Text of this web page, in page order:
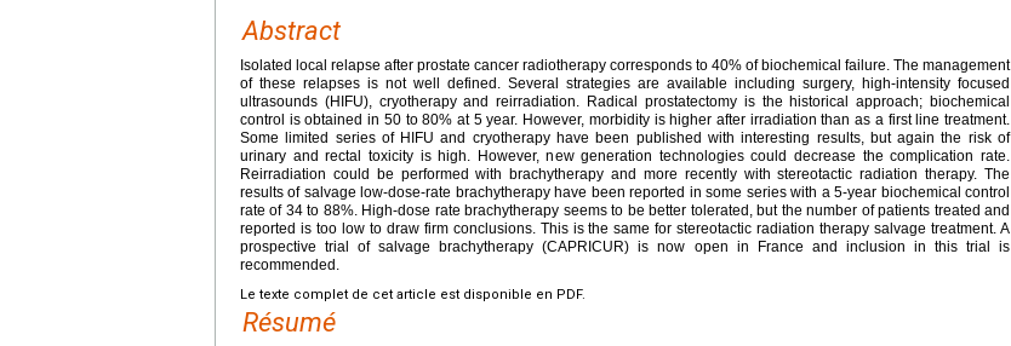
Abstract
Isolated local relapse after prostate cancer radiotherapy corresponds to 40% of biochemical failure. The management
of these relapses is not well defined. Several strategies are available including surgery, high-intensity focused
ultrasounds (HIFU), cryotherapy and reirradiation. Radical prostatectomy is the historical approach; biochemical
control is obtained in 50 to 80% at 5 year. However, morbidity is higher after irradiation than as a first line treatment.
Some limited series of HIFU and cryotherapy have been published with interesting results, but again the risk of
urinary and rectal toxicity is high. However, new generation technologies could decrease the complication rate.
Reirradiation could be performed with brachytherapy and more recently with stereotactic radiation therapy. The
results of salvage low-dose-rate brachytherapy have been reported in some series with a 5-year biochemical control
rate of 34 to 88%. High-dose rate brachytherapy seems to be better tolerated, but the number of patients treated and
reported is too low to draw firm conclusions. This is the same for stereotactic radiation therapy salvage treatment. A
prospective trial of salvage brachytherapy (CAPRICUR) is now open in France and inclusion in this trial is
recommended.
Le texte complet de cet article est disponible en PDF.
Résumé